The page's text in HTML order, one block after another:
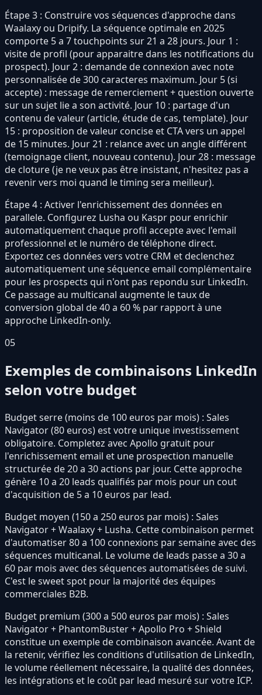
Étape 3 : Construire vos séquences d'approche dans
Waalaxy ou Dripify. La séquence optimale en 2025
comporte 5 a 7 touchpoints sur 21 a 28 jours. Jour 1 :
visite de profil (pour apparaitre dans les notifications du
prospect). Jour 2 : demande de connexion avec note
personnalisée de 300 caracteres maximum. Jour 5 (si
accepte) : message de remerciement + question ouverte
sur un sujet lie a son activité. Jour 10 : partage d'un
contenu de valeur (article, étude de cas, template). Jour
15 : proposition de valeur concise et CTA vers un appel
de 15 minutes. Jour 21 : relance avec un angle différent
(temoignage client, nouveau contenu). Jour 28 : message
de cloture (je ne veux pas être insistant, n'hesitez pas a
revenir vers moi quand le timing sera meilleur).
Étape 4 : Activer l'enrichissement des données en
parallele. Configurez Lusha ou Kaspr pour enrichir
automatiquement chaque profil accepte avec l'email
professionnel et le numéro de téléphone direct.
Exportez ces données vers votre CRM et declenchez
automatiquement une séquence email complémentaire
pour les prospects qui n'ont pas repondu sur LinkedIn.
Ce passage au multicanal augmente le taux de
conversion global de 40 a 60 % par rapport à une
approche LinkedIn-only.
05
Exemples de combinaisons LinkedIn
selon votre budget
Budget serre (moins de 100 euros par mois) : Sales
Navigator (80 euros) est votre unique investissement
obligatoire. Completez avec Apollo gratuit pour
l'enrichissement email et une prospection manuelle
structurée de 20 a 30 actions par jour. Cette approche
génère 10 a 20 leads qualifiés par mois pour un cout
d'acquisition de 5 a 10 euros par lead.
Budget moyen (150 a 250 euros par mois) : Sales
Navigator + Waalaxy + Lusha. Cette combinaison permet
d'automatiser 80 a 100 connexions par semaine avec des
séquences multicanal. Le volume de leads passe a 30 a
60 par mois avec des séquences automatisées de suivi.
C'est le sweet spot pour la majorité des équipes
commerciales B2B.
Budget premium (300 a 500 euros par mois) : Sales
Navigator + PhantomBuster + Apollo Pro + Shield
constitue un exemple de combinaison avancée. Avant de
la retenir, vérifiez les conditions d'utilisation de LinkedIn,
le volume réellement nécessaire, la qualité des données,
les intégrations et le coût par lead mesuré sur votre ICP.